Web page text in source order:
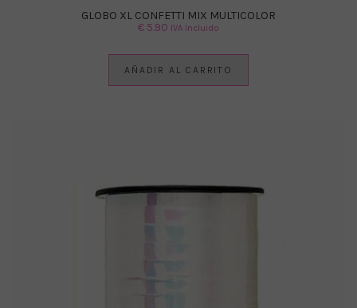
GLOBO XL CONFETTI MIX MULTICOLOR
€ 5.90 IVA Incluido
AÑADIR AL CARRITO